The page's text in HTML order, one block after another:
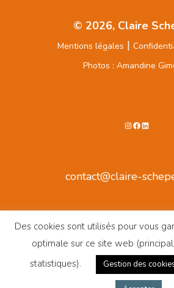
© 2026, Claire
Mentions légales |
Photos : Amandine
Instagram
Facebook
LinkedIn
contact@claire-
Des cookies sont utilisés pour vous
optimale sur ce site web
statistiques).
Gestion des